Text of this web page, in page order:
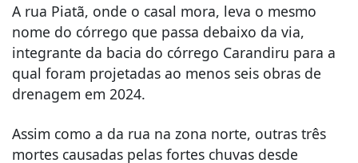
A rua Piatã, onde o casal mora, leva o mesmo
nome do córrego que passa debaixo da via,
integrante da bacia do córrego Carandiru para a
qual foram projetadas ao menos seis obras de
drenagem em 2024.
Assim como a da rua na zona norte, outras três
mortes causadas pelas fortes chuvas desde